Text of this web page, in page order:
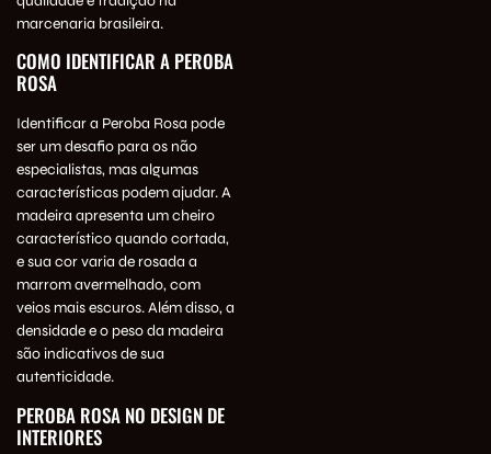
marcenaria brasileira.
COMO IDENTIFICAR A PEROBA
ROSA
Identificar a Peroba Rosa pode
ser um desafio para os não
especialistas, mas algumas
características podem ajudar. A
madeira apresenta um cheiro
característico quando cortada,
e sua cor varia de rosada a
marrom avermelhado, com
veios mais escuros. Além disso, a
densidade e o peso da madeira
são indicativos de sua
autenticidade.
PEROBA ROSA NO DESIGN DE
INTERIORES